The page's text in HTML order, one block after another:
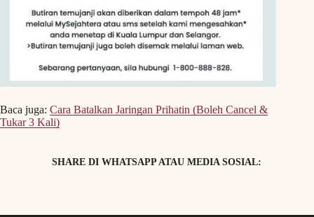
Baca juga: Cara Batalkan Jaringan Prihatin (Boleh Cancel &
Tukar 3 Kali)
SHARE DI WHATSAPP ATAU MEDIA SOSIAL: